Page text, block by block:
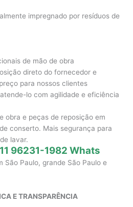
impregnado por resíduos de
de mão de obra
direto do fornecedor e
para nossos clientes
lo com agilidade e eficiência
obra e peças de reposição em
conserto. Mais segurança para
lavar.
11 96231-1982 Whats
São Paulo, grande São Paulo e
E TRANSPARÊNCIA